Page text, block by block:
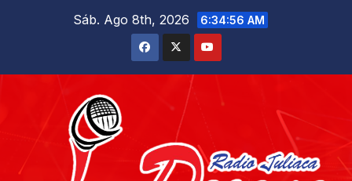
Sáb. Ago 8th, 2026 6:34:58 AM